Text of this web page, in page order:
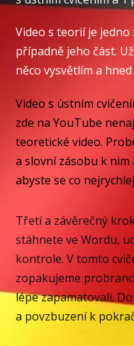
Video s teorií je jedno
případně jeho část.
něco vysvětlím a
Video s ústním
zde na YouTube
teoretické video.
a slovní zásobu k
abyste se co
Třetí a závěrečný
stáhnete ve Wordu,
kontrole. V tomto
zopakujeme
lépe zapamatovali.
a povzbuzení k